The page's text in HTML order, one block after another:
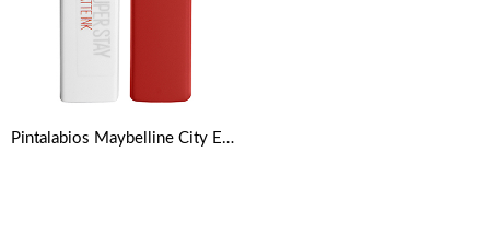
Pintalabios Maybelline City Edition Super Stay Matte Ink